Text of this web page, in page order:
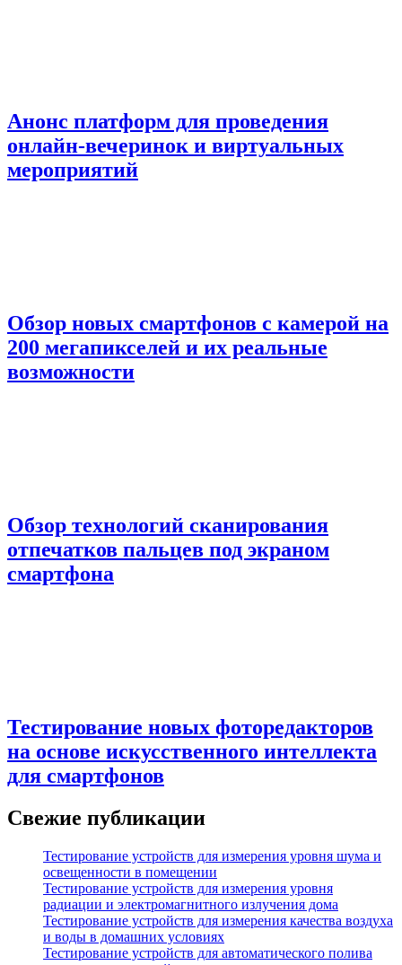
Анонс платформ для проведения
онлайн-вечеринок и виртуальных
мероприятий
Обзор новых смартфонов с камерой на
200 мегапикселей и их реальные
возможности
Обзор технологий сканирования
отпечатков пальцев под экраном
смартфона
Тестирование новых фоторедакторов
на основе искусственного интеллекта
для смартфонов
Свежие публикации
Тестирование устройств для измерения уровня шума и
освещенности в помещении
Тестирование устройств для измерения уровня
радиации и электромагнитного излучения дома
Тестирование устройств для измерения качества воздуха
и воды в домашних условиях
Тестирование устройств для автоматического полива